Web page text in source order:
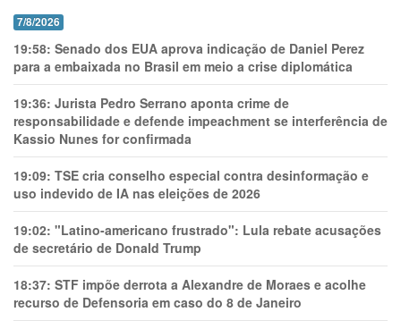
7/8/2026
19:58: Senado dos EUA aprova indicação de Daniel Perez
para a embaixada no Brasil em meio a crise diplomática
19:36: Jurista Pedro Serrano aponta crime de
responsabilidade e defende impeachment se interferência de
Kassio Nunes for confirmada
19:09: TSE cria conselho especial contra desinformação e
uso indevido de IA nas eleições de 2026
19:02: "Latino-americano frustrado": Lula rebate acusações
de secretário de Donald Trump
18:37: STF impõe derrota a Alexandre de Moraes e acolhe
recurso de Defensoria em caso do 8 de Janeiro